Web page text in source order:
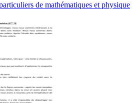
de mathématiques et physique